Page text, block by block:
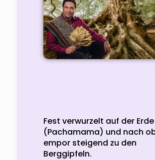
Fest verwurzelt auf der Erde
(Pachamama) und nach
empor steigend zu den
Berggipfeln.